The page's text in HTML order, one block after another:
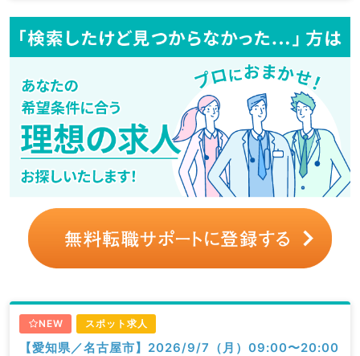
NEW スポット求人
【愛知県／名古屋市】2026/9/7（月）09:00〜20:00